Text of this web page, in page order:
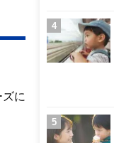
に